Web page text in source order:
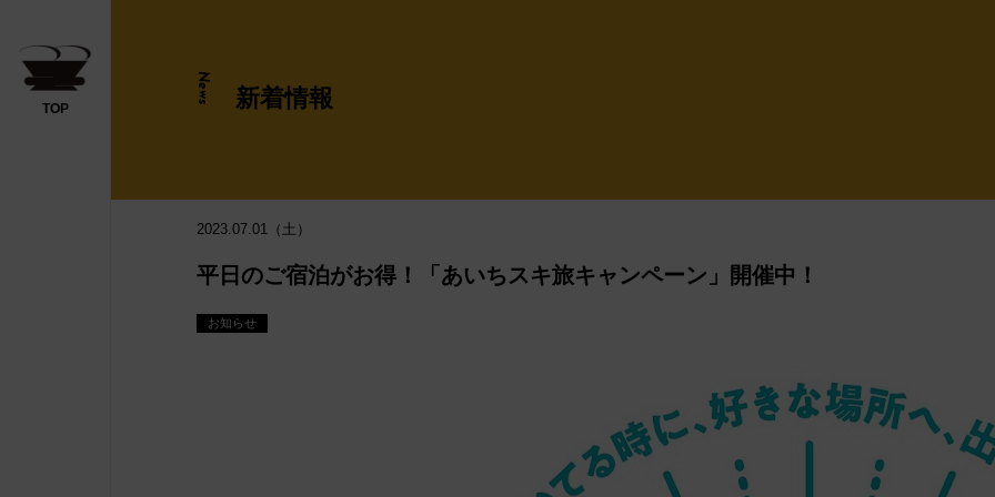
TOP
News 新着情報
2023.07.01（土）
平日のご宿泊がお得！「あいちスキ旅キャンペーン」開催中！
お知らせ